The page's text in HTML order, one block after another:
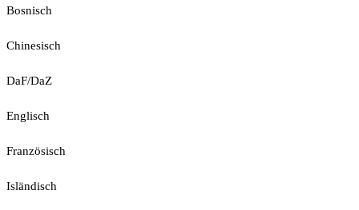
Bosnisch
Chinesisch
DaF/DaZ
Englisch
Französisch
Isländisch